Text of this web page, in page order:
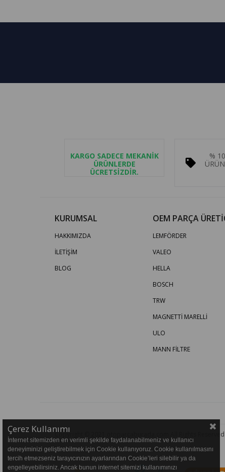
KARGO SADECE MEKANİK
ÜRÜNLERDE
ÜCRETSİZDİR.
%
KURUMSAL
HAKKIMIZDA
İLETİŞİM
BLOG
OEM PARÇA
LEMFÖRDER
VALEO
HELLA
BOSCH
TRW
MAGNETTİ MARELLİ
ULO
MANN FİLTRE
Copyright © 2021 otoparcaburada.com All Rights Reserved
Çerez Kullanımı
İnternet sitemizden en verimli şekilde faydalanabilmeniz ve kullanıcı
deneyiminizi geliştirebilmek için Cookie kullanıyoruz. Cookie kullanılmasını
tercih etmezseniz tarayıcınızın ayarlarından Cookie’leri silebilir ya da
engelleyebilirsiniz. Ancak bunun internet sitemizi kullanımınızı